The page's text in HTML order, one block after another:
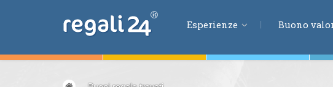
Esperienze Buono